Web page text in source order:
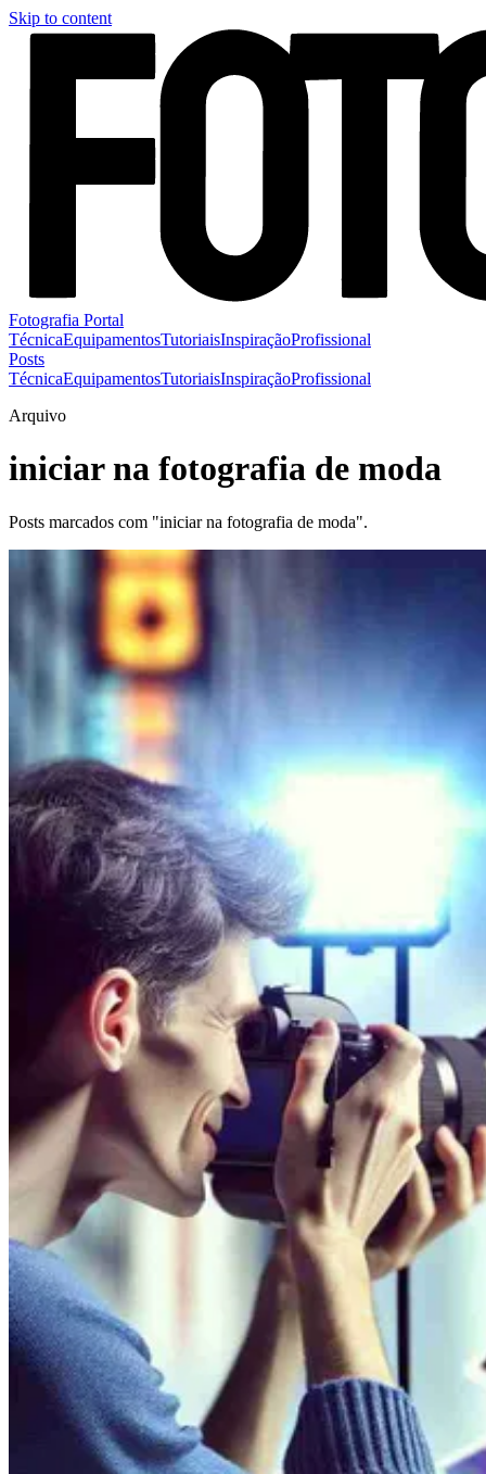
Skip to content
Fotografia Portal
TécnicaEquipamentosTutoriaisInspiraçãoProfissional
Posts
TécnicaEquipamentosTutoriaisInspiraçãoProfissional
Arquivo
iniciar na fotografia de moda
Posts marcados com "iniciar na fotografia de moda".